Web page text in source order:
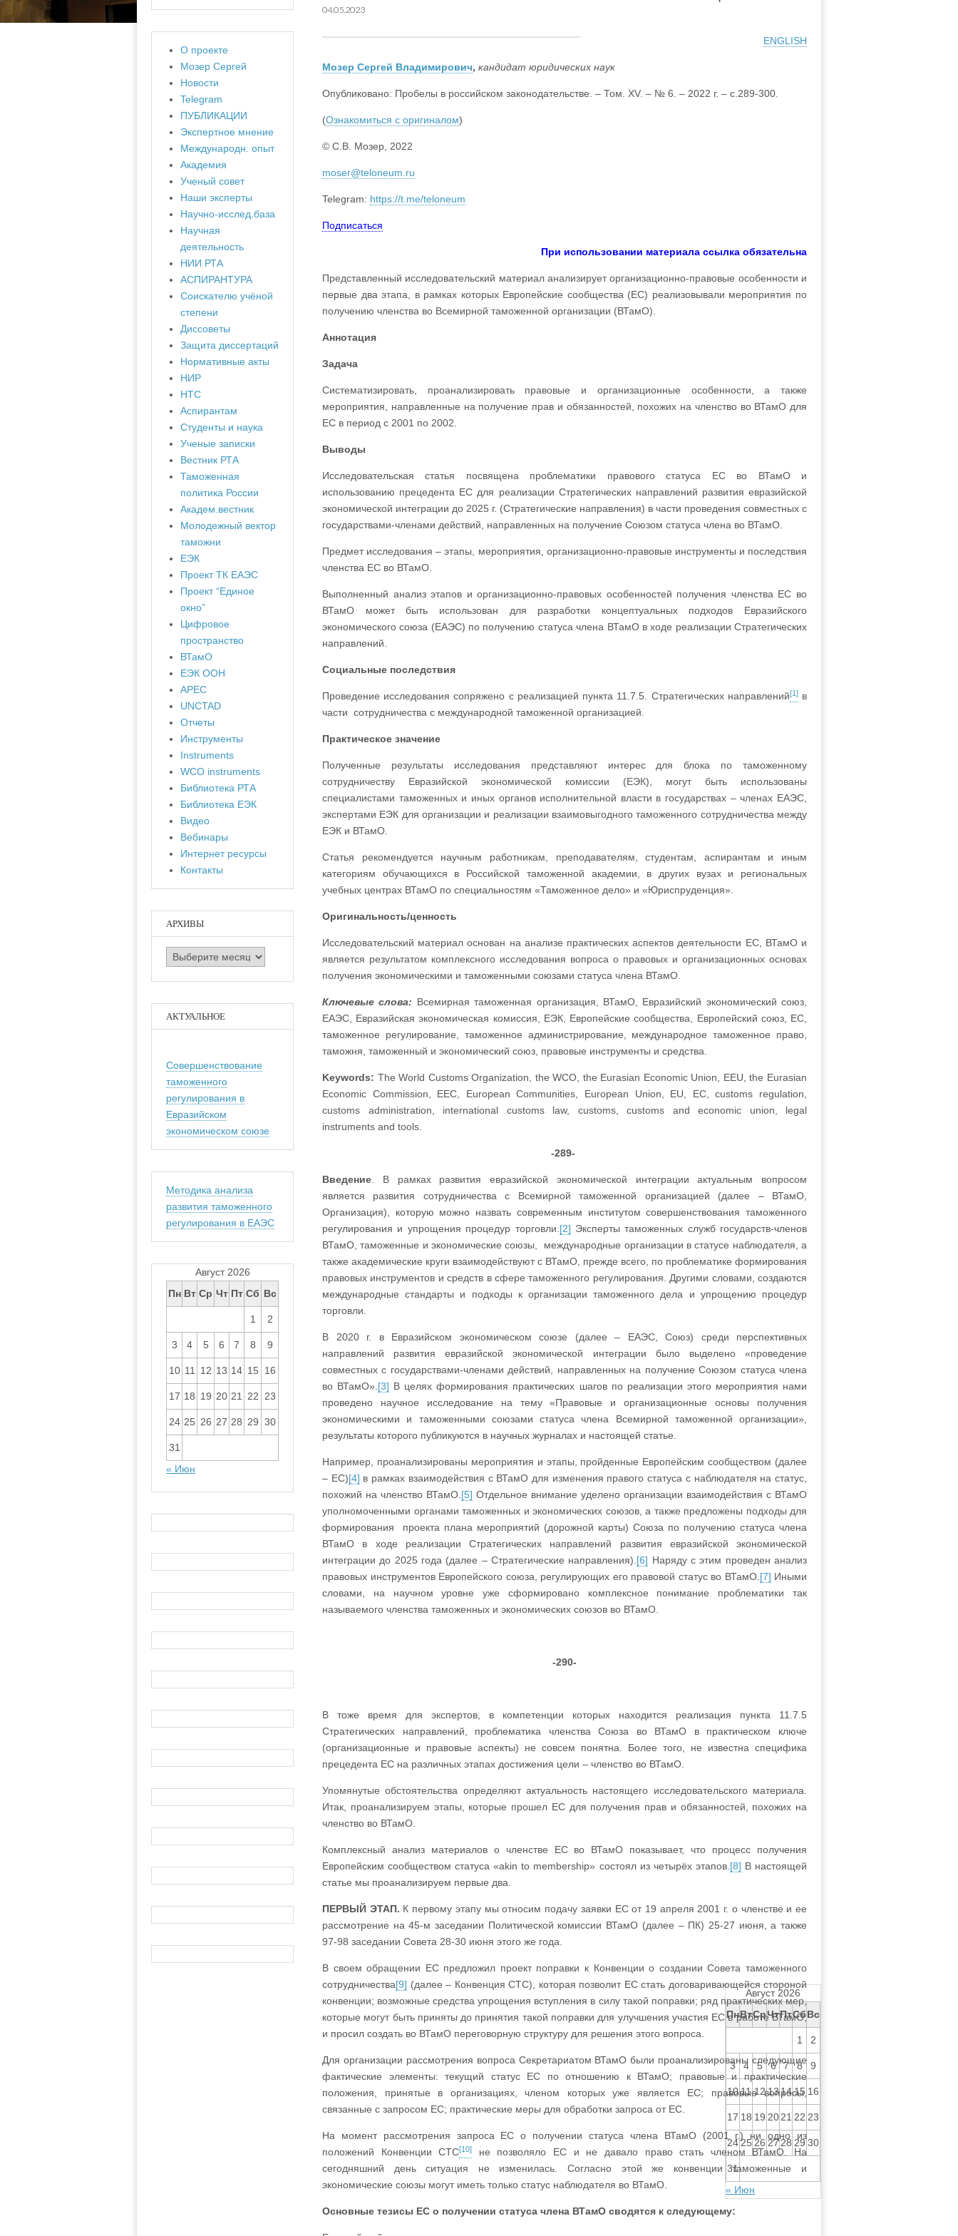
04.05.2023
ENGLISH
Mозер Сергей Владимирович, кандидат юридических наук
Опубликовано: Пробелы в российском законодательстве. – Том. XV. – № 6. – 2022 г. – с.289-300.
(Ознакомиться с оригиналом)
© С.В. Мозер, 2022
moser@teloneum.ru
Telegram: https://t.me/teloneum
Подписаться
При использовании материала ссылка обязательна
Представленный исследовательский материал анализирует организационно-правовые особенности и
первые два этапа, в рамках которых Европейские сообщества (ЕС) реализовывали мероприятия по
получению членства во Всемирной таможенной организации (ВТамО).
Аннотация
Задача
Систематизировать, проанализировать правовые и организационные особенности, а также
мероприятия, направленные на получение прав и обязанностей, похожих на членство во ВТамО для
ЕС в период с 2001 по 2002.
Выводы
Исследовательская статья посвящена проблематики правового статуса ЕС во ВТамО и
использованию прецедента ЕС для реализации Стратегических направлений развития евразийской
экономической интеграции до 2025 г. (Стратегические направления) в части проведения совместных с
государствами-членами действий, направленных на получение Союзом статуса члена во ВТамО.
Предмет исследования – этапы, мероприятия, организационно-правовые инструменты и последствия
членства ЕС во ВТамО.
Выполненный анализ этапов и организационно-правовых особенностей получения членства ЕС во
ВТамО может быть использован для разработки концептуальных подходов Евразийского
экономического союза (ЕАЭС) по получению статуса члена ВТамО в ходе реализации Стратегических
направлений.
Социальные последствия
Проведение исследования сопряжено с реализацией пункта 11.7.5. Стратегических направлений[1]в
части сотрудничества с международной таможенной организацией.
Практическое значение
Полученные результаты исследования представляют интерес для блока по таможенному
сотрудничеству Евразийской экономической комиссии (ЕЭК), могут быть использованы
специалистами таможенных и иных органов исполнительной власти в государствах – членах ЕАЭС,
экспертами ЕЭК для организации и реализации взаимовыгодного таможенного сотрудничества между
ЕЭК и ВТамО.
Статья рекомендуется научным работникам, преподавателям, студентам, аспирантам и иным
категориям обучающихся в Российской таможенной академии, в других вузах и региональных
учебных центрах ВТамО по специальностям «Таможенное дело» и «Юриспруденция».
Оригинальность/ценность
Исследовательский материал основан на анализе практических аспектов деятельности ЕС, ВТамО и
является результатом комплексного исследования вопроса о правовых и организационных основах
получения экономическими и таможенными союзами статуса члена ВТамО.
Ключевые слова: Всемирная таможенная организация, ВТамО, Евразийский экономический союз,
ЕАЭС, Евразийская экономическая комиссия, ЕЭК, Европейские сообщества, Европейский союз, ЕС,
таможенное регулирование, таможенное администрирование, международное таможенное право,
таможня, таможенный и экономический союз, правовые инструменты и средства.
Keywords: The World Customs Organization, the WCO, the Eurasian Economic Union, EEU, the Eurasian
Economic Commission, EEC, European Communities, European Union, EU, EC, customs regulation,
customs administration, international customs law, customs, customs and economic union, legal
instruments and tools.
-289-
Введение . В рамках развития евразийской экономической интеграции актуальным вопросом
является развития сотрудничества с Всемирной таможенной организацией (далее – ВТамО,
Организация), которую можно назвать современным институтом совершенствования таможенного
регулирования и упрощения процедур торговли. [2] Эксперты таможенных служб государств-членов
ВТамО, таможенные и экономические союзы, международные организации в статусе наблюдателя, а
также академические круги взаимодействуют с ВТамО, прежде всего, по проблематике формирования
правовых инструментов и средств в сфере таможенного регулирования. Другими словами, создаются
международные стандарты и подходы к организации таможенного дела и упрощению процедур
торговли.
В 2020 г. в Евразийском экономическом союзе (далее – ЕАЭС, Союз) среди перспективных
направлений развития евразийской экономической интеграции было выделено «проведение
совместных с государствами-членами действий, направленных на получение Союзом статуса члена
во ВТамО». [3] В целях формирования практических шагов по реализации этого мероприятия нами
проведено научное исследование на тему «Правовые и организационные основы получения
экономическими и таможенными союзами статуса члена Всемирной таможенной организации»,
результаты которого публикуются в научных журналах и настоящей статье.
Например, проанализированы мероприятия и этапы, пройденные Европейским сообществом (далее
– ЕС)[4] в рамках взаимодействия с ВТамО для изменения правого статуса с наблюдателя на статус,
похожий на членство ВТамО. [5] Отдельное внимание уделено организации взаимодействия с ВТамО
уполномоченными органами таможенных и экономических союзов, а также предложены подходы для
формирования проекта плана мероприятий (дорожной карты) Союза по получению статуса члена
ВТамО в ходе реализации Стратегических направлений развития евразийской экономической
интеграции до 2025 года (далее – Стратегические направления). [6] Наряду с этим проведен анализ
правовых инструментов Европейского союза, регулирующих его правовой статус во ВТамО. [7] Иными
словами, на научном уровне уже сформировано комплексное понимание проблематики так
называемого членства таможенных и экономических союзов во ВТамО.
-290-
В тоже время для экспертов, в компетенции которых находится реализация пункта 11.7.5
Стратегических направлений, проблематика членства Союза во ВТамО в практическом ключе
(организационные и правовые аспекты) не совсем понятна. Более того, не известна специфика
прецедента ЕС на различных этапах достижения цели – членство во ВТамО.
Упомянутые обстоятельства определяют актуальность настоящего исследовательского материала.
Итак, проанализируем этапы, которые прошел ЕС для получения прав и обязанностей, похожих на
членство во ВТамО.
Комплексный анализ материалов о членстве ЕС во ВТамО показывает, что процесс получения
Европейским сообществом статуса «akin to membership» состоял из четырёх этапов. [8] В настоящей
статье мы проанализируем первые два.
ПЕРВЫЙ ЭТАП. К первому этапу мы относим подачу заявки ЕС от 19 апреля 2001 г. о членстве и ее
рассмотрение на 45-м заседании Политической комиссии ВТамО (далее – ПК) 25-27 июня, а также
97-98 заседании Совета 28-30 июня этого же года.
В своем обращении ЕС предложил проект поправки к Конвенции о создании Совета таможенного
сотрудничества[9] (далее – Конвенция СТС), которая позволит ЕС стать договаривающейся стороной
конвенции; возможные средства упрощения вступления в силу такой поправки; ряд практических мер,
которые могут быть приняты до принятия такой поправки для улучшения участия ЕС в работе ВТамО;
и просил создать во ВТамО переговорную структуру для решения этого вопроса.
Для организации рассмотрения вопроса Секретариатом ВТамО были проанализированы следующие
фактические элементы: текущий статус ЕС по отношению к ВТамО; правовые и практические
положения, принятые в организациях, членом которых уже является ЕС; правовые вопросы,
связанные с запросом ЕС; практические меры для обработки запроса от ЕС.
На момент рассмотрения запроса ЕС о получении статуса члена ВТамО (2001 г.) ни одно из
положений Конвенции СТС[10]
не позволяло ЕС и не давало право стать членом ВТамО. На
сегодняшний день ситуация не изменилась. Согласно этой же конвенции таможенные и
экономические союзы могут иметь только статус наблюдателя во ВТамО.
Основные тезисы ЕС о получении статуса члена ВТамО сводятся к следующему:
О проекте
Мозер Сергей
Новости
Telegram
ПУБЛИКАЦИИ
Экспертное мнение
Международн. опыт
Академия
Ученый совет
Наши эксперты
Научно-исслед.база
Научная
деятельность
НИИ РТА
АСПИРАНТУРА
Соискателю учёной
степени
Диссоветы
Защита диссертаций
Нормативные акты
НИР
НТС
Аспирантам
Студенты и наука
Ученые записки
Вестник РТА
Таможенная
политика России
Академ.вестник
Молодежный вектор
таможни
ЕЭК
Проект ТК ЕАЭС
Проект “Единое
окно”
Цифровое
пространство
ВТамО
ЕЭК ООН
APEC
UNCTAD
Отчеты
Инструменты
Instruments
WCO instruments
Библиотека РТА
Библиотека ЕЭК
Видео
Вебинары
Интернет ресурсы
Контакты
АРХИВЫ
Архивы
АКТУАЛЬНОЕ
Совершенствование
таможенного
регулирования в
Евразийском
экономическом союзе
Методика анализа
развития таможенного
регулирования в ЕАЭС
Август 2026
Пн Вт Ср Чт Пт Сб Вс
1 2
3 4 5 6 7 8 9
10 11 12 13 14 15 16
17 18 19 20 21 22 23
24 25 26 27 28 29 30
31
« Июн
Август 2026
ПнВтСрЧтПтСбВс
1 2
3 4 5 6 7 8 9
1011 1213 1415 16
17 18 19 20 21 22 23
242526 2728 29 30
31
« Июн